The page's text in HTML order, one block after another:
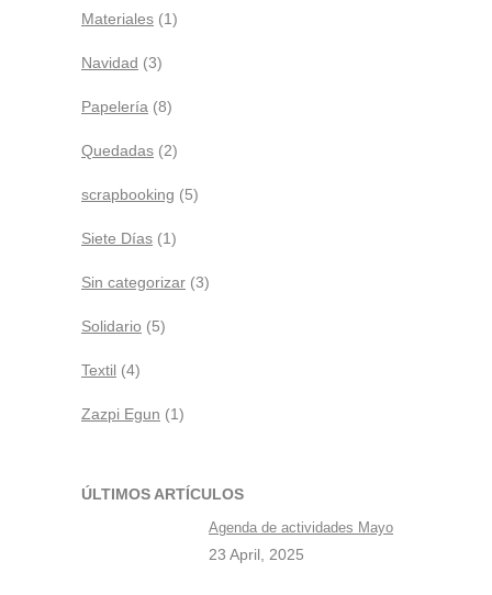
Materiales (1)
Navidad (3)
Papelería (8)
Quedadas (2)
scrapbooking (5)
Siete Días (1)
Sin categorizar (3)
Solidario (5)
Textil (4)
Zazpi Egun (1)
ÚLTIMOS ARTÍCULOS
Agenda de actividades Mayo
23 April, 2025